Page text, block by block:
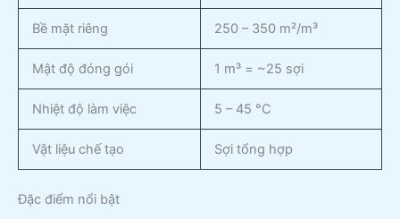
Bề mặt riêng 250 – 350 m²/m³
Mật độ đóng gói 1 m³ = ~25 sợi
Nhiệt độ làm việc 5 – 45 °C
Vật liệu chế tạo Sợi tổng hợp
Đặc điểm nổi bật